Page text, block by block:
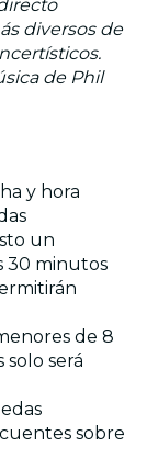
diversos de
de Phil
y hora
un
30 minutos
de 8
solo será
sobre